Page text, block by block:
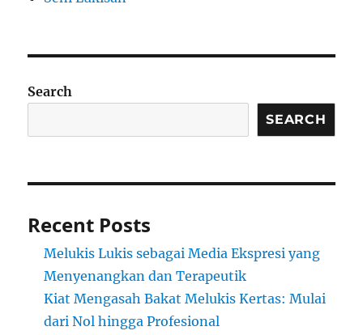
Search
SEARCH
Recent Posts
Melukis Lukis sebagai Media Ekspresi yang
Menyenangkan dan Terapeutik
Kiat Mengasah Bakat Melukis Kertas: Mulai
dari Nol hingga Profesional